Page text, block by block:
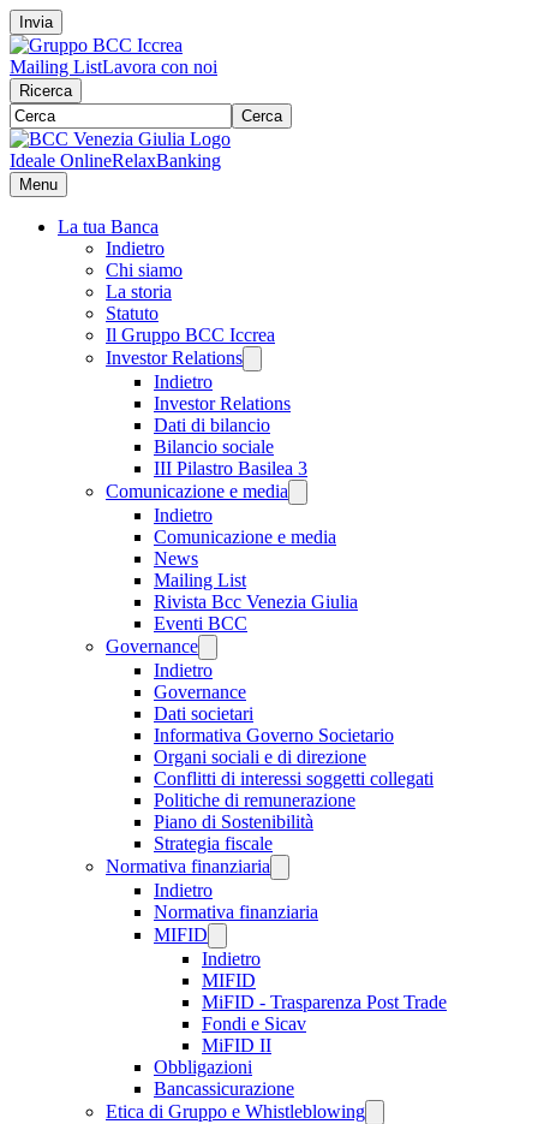
Invia
Mailing ListLavora con noi
Ricerca
Cerca
Ideale OnlineRelaxBanking
Menu
La tua Banca
Indietro
Chi siamo
La storia
Statuto
Il Gruppo BCC Iccrea
Investor Relations
Indietro
Investor Relations
Dati di bilancio
Bilancio sociale
III Pilastro Basilea 3
Comunicazione e media
Indietro
Comunicazione e media
News
Mailing List
Rivista Bcc Venezia Giulia
Eventi BCC
Governance
Indietro
Governance
Dati societari
Informativa Governo Societario
Organi sociali e di direzione
Conflitti di interessi soggetti collegati
Politiche di remunerazione
Piano di Sostenibilità
Strategia fiscale
Normativa finanziaria
Indietro
Normativa finanziaria
MIFID
Indietro
MIFID
MiFID - Trasparenza Post Trade
Fondi e Sicav
MiFID II
Obbligazioni
Bancassicurazione
Etica di Gruppo e Whistleblowing